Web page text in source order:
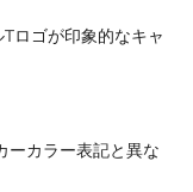
ロゴが印象的なキャ
ーカラー表記と異な